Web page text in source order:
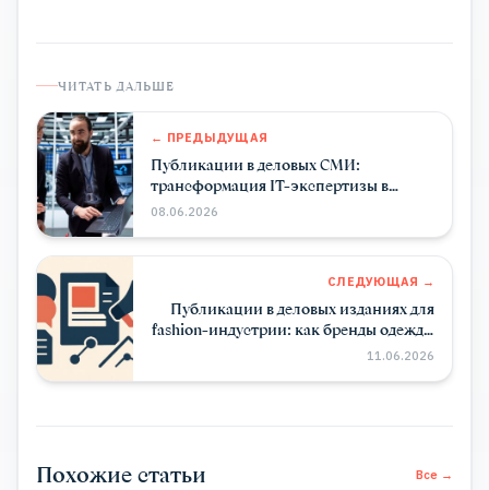
ЧИТАТЬ ДАЛЬШЕ
← ПРЕДЫДУЩАЯ
Публикации в деловых СМИ:
трансформация IT-экспертизы в
доверие enterprise-сектора
08.06.2026
СЛЕДУЮЩАЯ →
Публикации в деловых изданиях для
fashion-индустрии: как бренды одежды
выходят за рамки глянца
11.06.2026
Похожие статьи Все →